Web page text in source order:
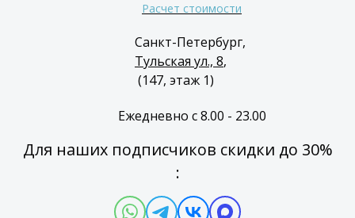
Расчет стоимости
Санкт-Петербург,
Тульская ул., 8,
(147, этаж 1)
Ежедневно с 8.00 - 23.00
Для наших подписчиков скидки до 30%
: